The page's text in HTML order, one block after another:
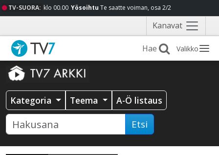
TV-SUORA: klo 00.00 Yösoihtu Te saatte voiman, osa 2/2
Kanavat Näytä
valikko
Valikko
Kategoria Teema A-Ö listaus
Etsi